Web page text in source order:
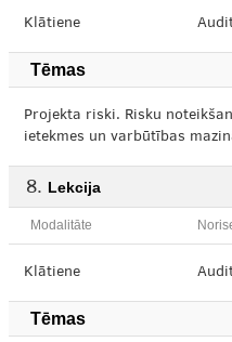
Klātiene
Tēmas
Projekta riski. Risku
ietekmes un varbūtības
Lekcija
Modalitāte
Klātiene
Tēmas